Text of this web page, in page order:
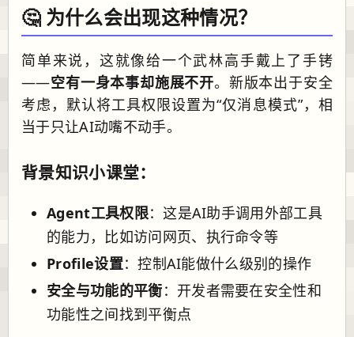
🤔 为什么会出现这种情况？
简单来说，这就像给一个武林高手戴上了手铐
——空有一身本事却施展不开。新版本出于安全
考虑，默认将工具权限设置为“仅消息模式”，相
当于只让AI动嘴不动手。
背景知识小课堂：
Agent工具权限：这是AI助手调用外部工具
的能力，比如访问网页、执行命令等
Profile设置：控制AI能做什么级别的操作
安全与功能的平衡：开发者需要在安全性和
功能性之间找到平衡点